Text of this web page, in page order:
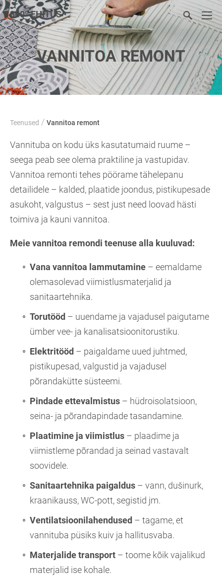
360ºEHITUS
VANNITOA REMONT
Teenused / Vannitoa remont
Vannituba on kodu üks kasutatumaid ruume –
seega peab see olema praktiline ja vastupidav.
Vannitoa remonti tehes pöörame tähelepanu
detailidele – kalded, plaatide joondus, pistikupesade
asukoht, valgustus – sest just need loovad hästi
toimiva ja kauni vannitoa.
Meie vannitoa remondi teenuse alla kuuluvad:
Vana vannitoa lammutamine – eemaldame
olemasolevad viimistlusmaterjalid ja
sanitaartehnika.
Torutööd – uuendame ja vajadusel paigutame
ümber vee- ja kanalisatsioonitorustiku.
Elektritööd – paigaldame uued juhtmed,
pistikupesad, valgustid ja vajadusel
põrandakütte süsteemi.
Pindade ettevalmistus – hüdroisolatsioon,
seina- ja põrandapindade tasandamine.
Plaatimine ja viimistlus – plaadime ja
viimistleme põrandad ja seinad vastavalt
soovidele.
Sanitaartehnika paigaldus – vann, dušinurk,
kraanikauss, WC-pott, segistid jm.
Ventilatsioonilahendused – tagame, et
vannituba püsiks kuiv ja hallitusvaba.
Materjalide transport – toome kõik vajalikud
materjalid ise kohale.